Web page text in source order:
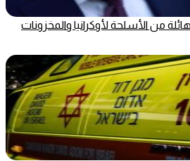
من الأسلحة لأوكرانيا والمخزونات